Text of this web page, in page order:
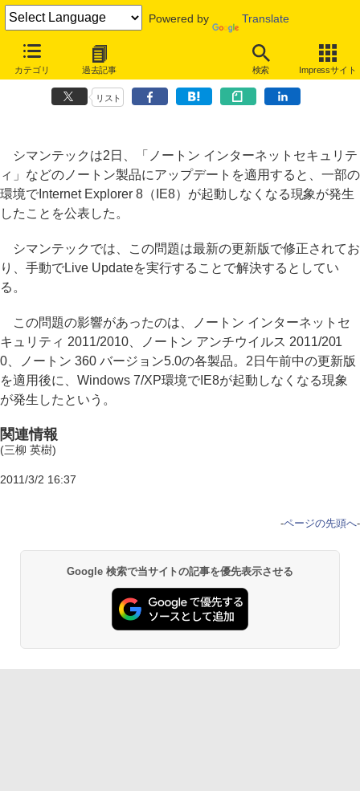
Powered by Translate
カテゴリ 過去記事 検索 Impressサイト
ノートン製品の更新後にIE8が起動しなくなる障害が発生、現在は解決
済み
リスト
シマンテックは2日、「ノートン インターネットセキュリテ
ィ」などのノートン製品にアップデートを適用すると、一部の
環境でInternet Explorer 8（IE8）が起動しなくなる現象が発生
したことを公表した。
シマンテックでは、この問題は最新の更新版で修正されてお
り、手動でLive Updateを実行することで解決するとしてい
る。
この問題の影響があったのは、ノートン インターネットセ
キュリティ 2011/2010、ノートン アンチウイルス 2011/201
0、ノートン 360 バージョン5.0の各製品。2日午前中の更新版
を適用後に、Windows 7/XP環境でIE8が起動しなくなる現象
が発生したという。
関連情報
(三柳 英樹)
2011/3/2 16:37
-ページの先頭へ-
Google 検索で当サイトの記事を優先表示させる